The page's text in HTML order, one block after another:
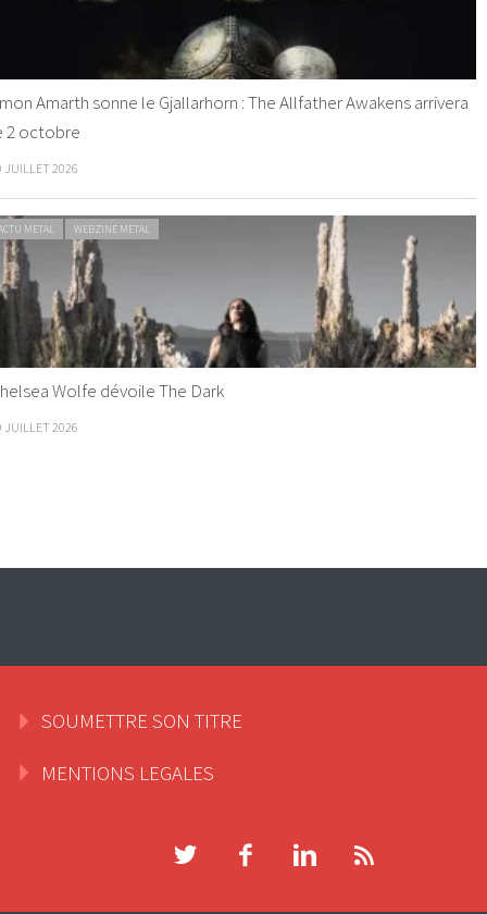
Amarth sonne le Gjallarhorn : The Allfather Awakens arrivera
2 octobre
JUILLET 2026
METAL WEBZINE METAL
Wolfe dévoile The Dark
JUILLET 2026
SOUMETTRE SON TITRE
MENTIONS LEGALES